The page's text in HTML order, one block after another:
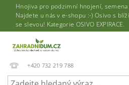
Hnojiva pro podzimní hnojení,
Najdete u nás v e-shopu :-) Osivo s
se slevou! Kategorie OSIVO EXPIRACE.
+420 732 219 788